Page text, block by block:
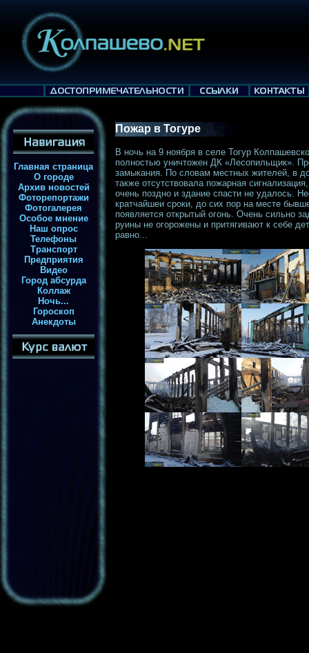
Главная страница
О городе
Архив новостей
Фоторепортажи
Фотогалерея
Особое мнение
Наш опрос
Телефоны
Транспорт
Предприятия
Видео
Город абсурда
Коллаж
Ночь...
Гороскоп
Анекдоты
Пожар в Тогуре
В ночь на 9 ноября в селе Тогур
полностью уничтожен ДК «Лесопильщик».
замыкания. По словам местных жителей, в
также отсутствовала пожарная
очень поздно и здание спасти не удалось.
кратчайшеи сроки, до сих пор на месте
появляется открытый огонь. Очень сильно
руины не огорожены и притягивают к себе
равно...